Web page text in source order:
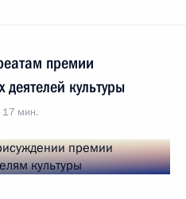
премии
культуры
17 мин.